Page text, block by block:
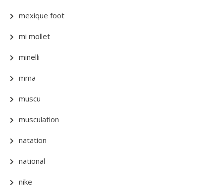
mexique foot
mi mollet
minelli
mma
muscu
musculation
natation
national
nike